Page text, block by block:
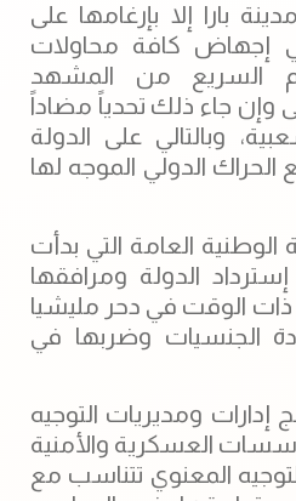
بارا إلا بإرغامها على
إجهاض كافة محاولات
السريع من المشهد
وإن جاء ذلك تحدياً مضاداً
وبالتالي على الدولة
الحراك الدولي الموجه لها
الوطنية العامة التي بدأت
الدولة ومرافقها
الوقت في دحر مليشيا
الجنسيات وضربها في
إدارات ومديريات التوجيه
العسكرية والأمنية
المعنوي تتناسب مع